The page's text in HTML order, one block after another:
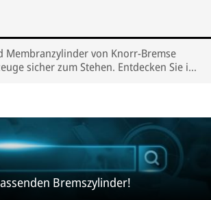
Membranzylinder von Knorr-Bremse
sicher zum Stehen. Entdecken Sie in
Bremszylinder!